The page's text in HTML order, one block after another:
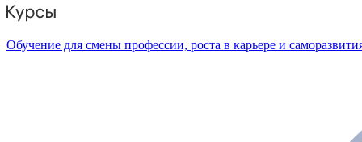
Обучение для смены профессии, роста в карьере и